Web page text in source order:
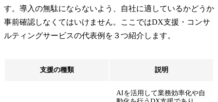
す。導入の無駄にならないよう、自社に適しているかどうか
事前確認しなくてはいけません。ここではDX支援・コンサ
ルティングサービスの代表例を３つ紹介します。
支援の種類 説明
AIを活用して業務効率化や自